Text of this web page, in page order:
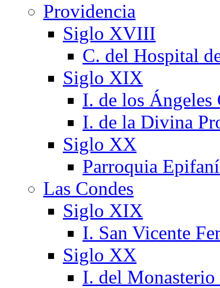
Providencia
Siglo XVIII
C. del Hospital
Siglo XIX
I. de los Ángeles
I. de la Divina
Siglo XX
Parroquia
Las Condes
Siglo XIX
I. San Vicente
Siglo XX
I. del